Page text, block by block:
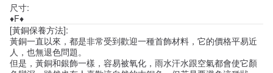
尺寸:
♦F♦
[黃銅保養方法]:
黃銅一直以來，都是非常受到歡迎一種首飾材料，它的價格平易近
人，也無退色問題。
但是，黃銅和銀飾一樣，容易被氧化，雨水汗水跟空氣都會使它顏